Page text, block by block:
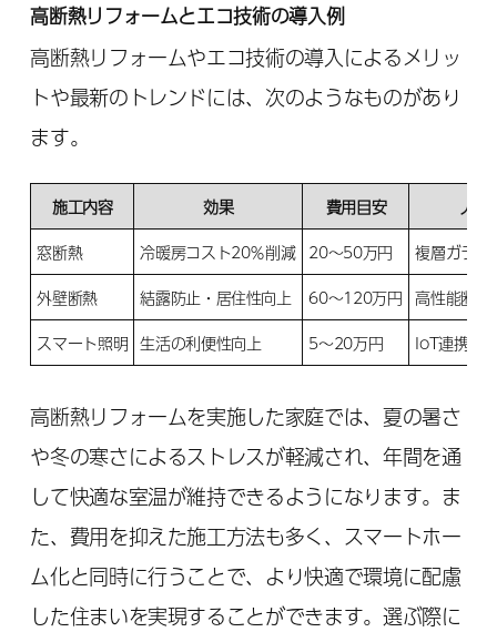
高断熱リフォームとエコ技術の導入例
高断熱リフォームやエコ技術の導入によるメリッ
トや最新のトレンドには、次のようなものがあり
ます。
施工内容 効果 費用目安
人気
窓断熱
冷暖房コスト20％削減 20～50万円
複層ガラス
外壁断熱
結露防止・居住性向上 60～120万円 高性能断熱
スマート照明 生活の利便性向上 5～20万円 IoT連携照
高断熱リフォームを実施した家庭では、夏の暑さ
や冬の寒さによるストレスが軽減され、年間を通
して快適な室温が維持できるようになります。ま
た、費用を抑えた施工方法も多く、スマートホー
ム化と同時に行うことで、より快適で環境に配慮
した住まいを実現することができます。選ぶ際に